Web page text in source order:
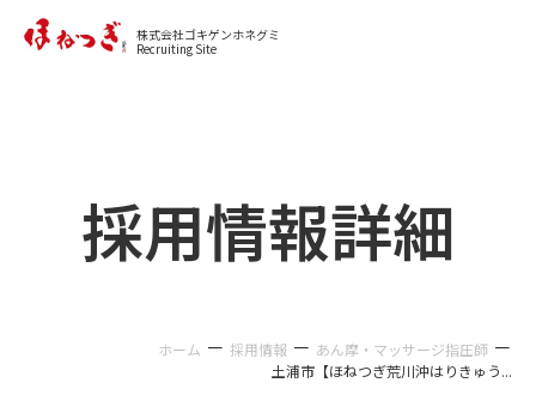
株式会社ゴキゲンホネグミ
Recruiting Site
採用情報詳細
ホーム － 採用情報 － あん摩・マッサージ指圧師 －
土浦市【ほねつぎ荒川沖はりきゅう...